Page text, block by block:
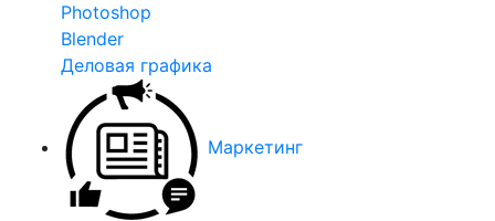
Photoshop
Blender
Деловая графика
Маркетинг